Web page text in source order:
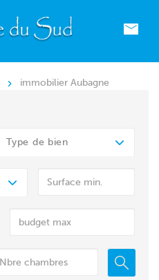
immobilier Aubagne
Type de bien